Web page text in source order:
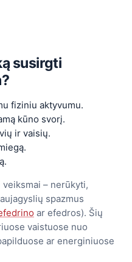
susirgti
fiziniu aktyvumu.
kūno svorį.
ir vaisių.
– nerūkyti,
spazmus
ar efedros). Šių
vaistuose nuo
ar energiniuose